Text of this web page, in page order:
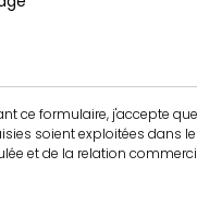
ce formulaire, j'accepte
soient exploitées dans
et de la relation